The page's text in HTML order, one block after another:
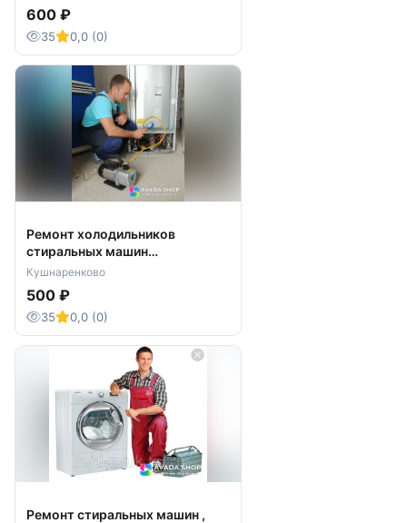
600 ₽
35 0,0 (0)
Ремонт холодильников
стиральных машин
Кушнаренково
Кушнаренково
500 ₽
35 0,0 (0)
Ремонт стиральных машин ,